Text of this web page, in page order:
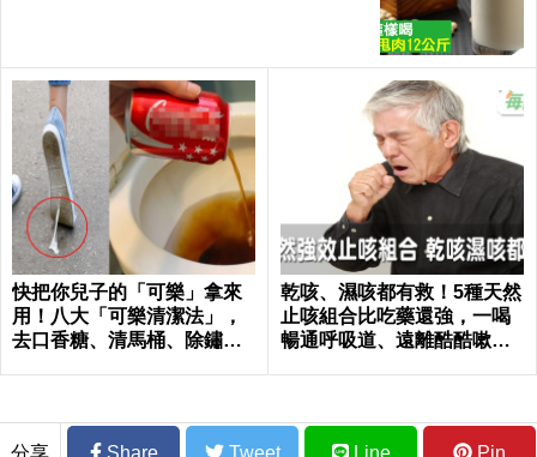
快把你兒子的「可樂」拿來
用！八大「可樂清潔法」，
去口香糖、清馬桶、除鏽效
乾咳、濕咳都有救！5種天然
止咳組合比吃藥還強，一喝
暢通呼吸道、遠離酷酷嗽｜
分享 Share Tweet Line Pin